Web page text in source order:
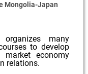
Mongolia-Japan
organizes many
to develop
economy
relations.